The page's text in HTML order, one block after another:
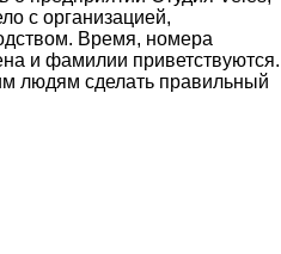
с организацией,
Время, номера
и фамилии приветствуются.
людям сделать правильный